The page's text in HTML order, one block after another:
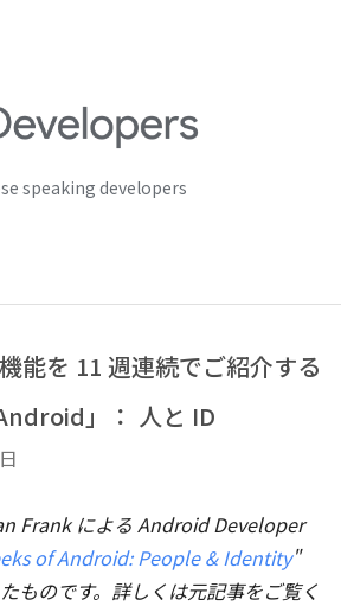
speaking developers
能を 11 週連続でご紹介する
」： 人と ID
Frank による Android Developer
of Android: People & Identity"
ものです。詳しくは元記事をご覧く